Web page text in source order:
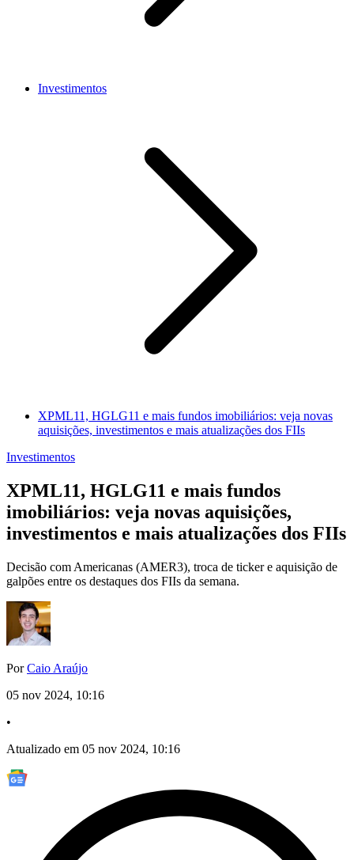
Investimentos
XPML11, HGLG11 e mais fundos imobiliários: veja novas
aquisições, investimentos e mais atualizações dos FIIs
Investimentos
XPML11, HGLG11 e mais fundos
imobiliários: veja novas aquisições,
investimentos e mais atualizações dos FIIs
Decisão com Americanas (AMER3), troca de ticker e aquisição de
galpões entre os destaques dos FIIs da semana.
PorCaio Araújo
05 nov 2024, 10:16
•
Atualizado em 05 nov 2024, 10:16